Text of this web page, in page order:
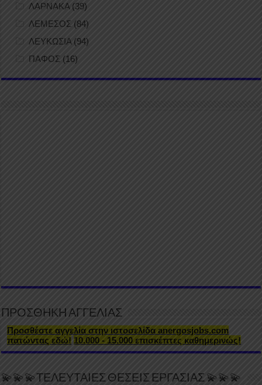
ΛΑΡΝΑΚΑ(39)
ΛΕΜΕΣΟΣ (84)
ΛΕΥΚΩΣΙΑ (94)
ΠΑΦΟΣ (16)
ΠΡΟΣΘΗΚΗ ΑΓΓΕΛΙΑΣ
Προσθέστε αγγελία στην ιστοσελίδα anergosjobs.com
πατώντας εδώ! 10.000 - 15.000 επισκέπτες καθημερινώς!
💫💫💫ΤΕΛΕΥΤΑΙΕΣ ΘΕΣΕΙΣ ΕΡΓΑΣΙΑΣ 💫💫💫